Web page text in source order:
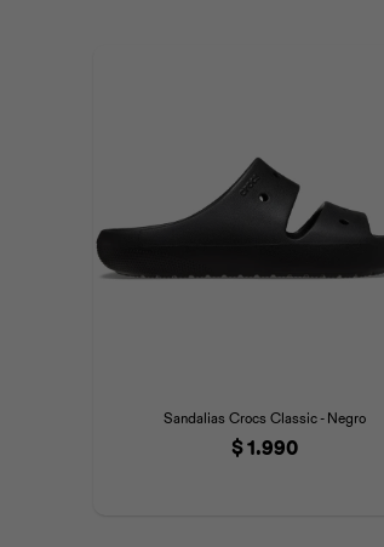
Sandalias Crocs Classic - Negro
$1.990